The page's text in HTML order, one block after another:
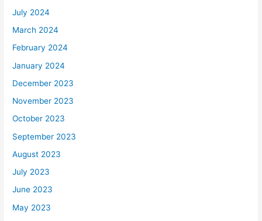
July 2024
March 2024
February 2024
January 2024
December 2023
November 2023
October 2023
September 2023
August 2023
July 2023
June 2023
May 2023